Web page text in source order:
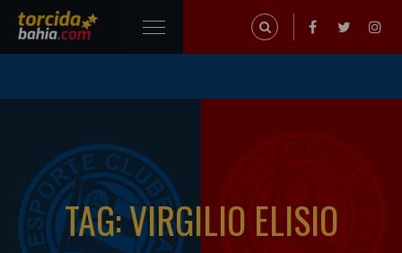
TAG: VIRGILIO ELISIO